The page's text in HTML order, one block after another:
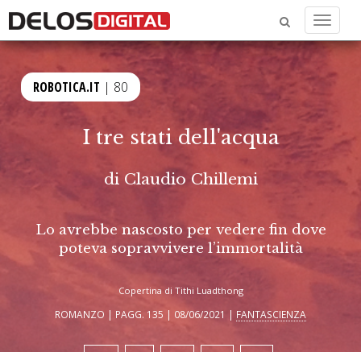
Menu
ROBOTICA.IT | 80
I tre stati dell'acqua
di Claudio Chillemi
Lo avrebbe nascosto per vedere fin dove
poteva sopravvivere l’immortalità
Copertina di Tithi Luadthong
ROMANZO | PAGG. 135 | 08/06/2021 | FANTASCIENZA